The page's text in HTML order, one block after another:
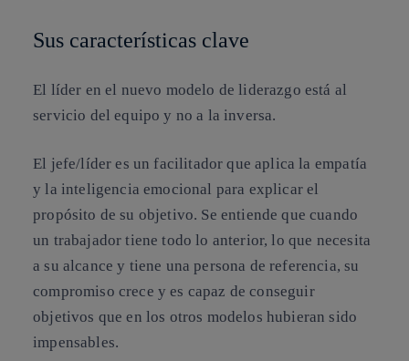
Sus características clave
El líder en el nuevo modelo deliderazgo está al
servicio del equipo y no a la inversa.
El jefe/líder es un facilitador que aplica la empatía
y la inteligencia emocional para explicar el
propósito de su objetivo. Se entiende que cuando
un trabajador tiene todo lo anterior, lo que necesita
a su alcance y tiene una persona de referencia, su
compromiso crece y es capaz de conseguir
objetivos que en los otros modelos hubieran sido
impensables.